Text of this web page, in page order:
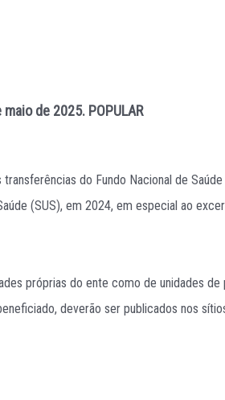
de 2025. POPULAR
do Fundo Nacional de
(SUS), em 2024, em especial ao
próprias do ente como de unidades
deverão ser publicados nos